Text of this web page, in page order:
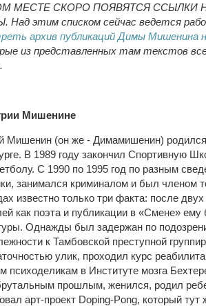
МЕСТЕ СКОРО ПОЯВЯТСЯ ССЫЛКИ
Над этим списком сейчас ведется
архив публикаций Димы Мишенина
из представленных там текстов
Мишенине
Мишенин (он же - Димамишенин) родился
В 1989 году закончил Спортивную
С 1990 по 1995 год по разным
занимался криминалом и был членом
известно только три факта: после
как поэта и публикации в «Смене»
Однажды был задержан по
к Тамбовской преступной
улик, проходил курс
психоделикам в Институте мозга
прошлым, женился, родил
арт-проект Doping-Pong, который